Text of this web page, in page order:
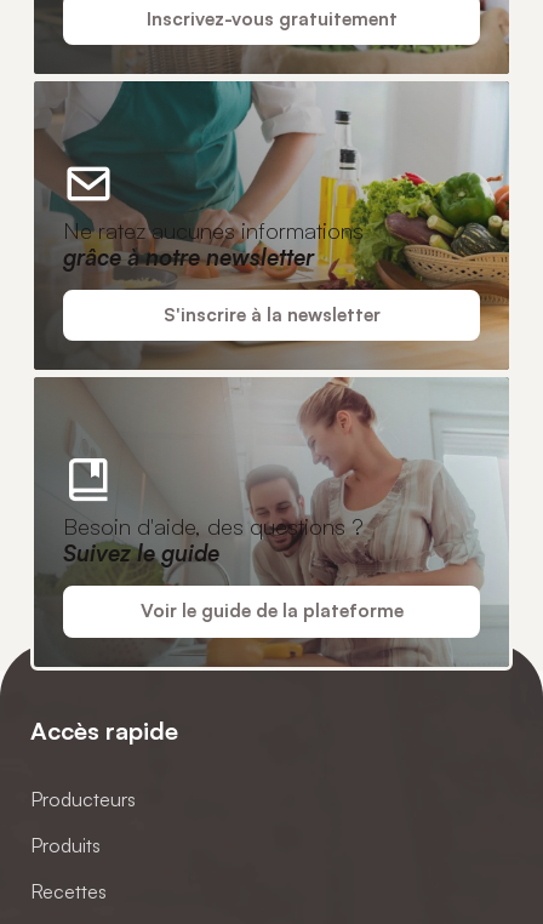
Inscrivez-vous gratuitement
Ne ratez aucunes informations
grâce à notre newsletter
S'inscrire à la newsletter
Besoin d'aide, des questions ?
Suivez le guide
Voir le guide de la plateforme
Accès rapide
Producteurs
Produits
Recettes